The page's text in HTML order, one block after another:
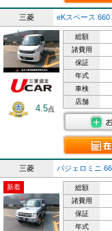
三菱 eKスペース
4.5点
総額
諸費用
保証
年式
車検
店舗
三菱 パジェロミニ
新着 総額
諸費用
保証
年式